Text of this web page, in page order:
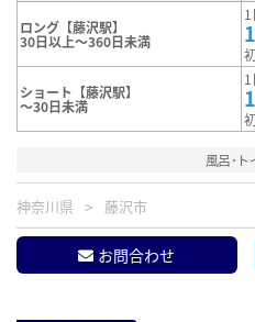
ロング【藤沢駅】
30日以上～360日未満
ショート【藤沢駅】
～30日未満
風呂･ト
神奈川県 藤沢市
お問合わせ